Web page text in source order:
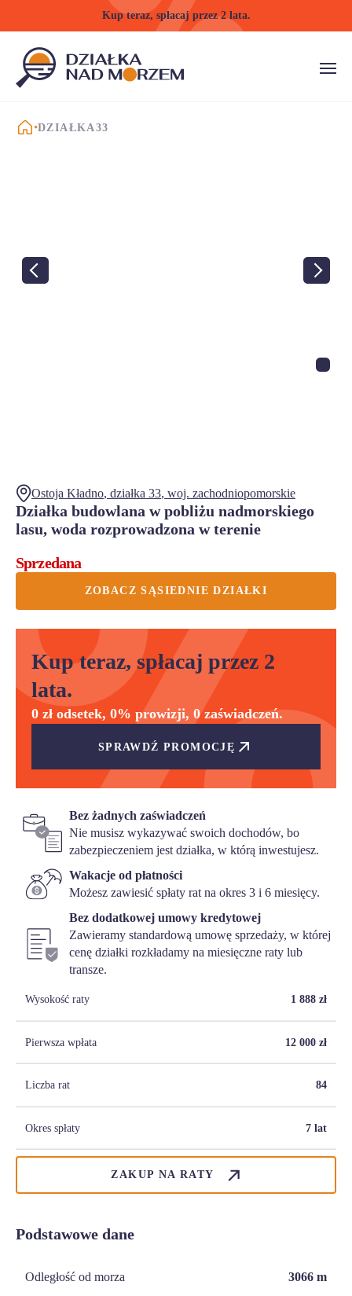
Kup teraz, spłacaj przez 2 lata.
STRONA GŁÓWNA
DZIAŁKA33
Ostoja Kładno, działka 33, woj. zachodniopomorskie
Działka budowlana w pobliżu nadmorskiego
lasu, woda rozprowadzona w terenie
Sprzedana
ZOBACZ SĄSIEDNIE DZIAŁKI
Kup teraz, spłacaj przez 2
lata.
0 zł odsetek, 0% prowizji, 0 zaświadczeń.
SPRAWDŹ PROMOCJĘ
Bez żadnych zaświadczeń
Nie musisz wykazywać swoich dochodów, bo
zabezpieczeniem jest działka, w którą inwestujesz.
Wakacje od płatności
Możesz zawiesić spłaty rat na okres 3 i 6 miesięcy.
Bez dodatkowej umowy kredytowej
Zawieramy standardową umowę sprzedaży, w której
cenę działki rozkładamy na miesięczne raty lub
transze.
Wysokość raty 1 888 zł
Pierwsza wpłata 12 000 zł
Liczba rat 84
Okres spłaty 7 lat
ZAKUP NA RATY
Podstawowe dane
Odległość od morza 3066 m